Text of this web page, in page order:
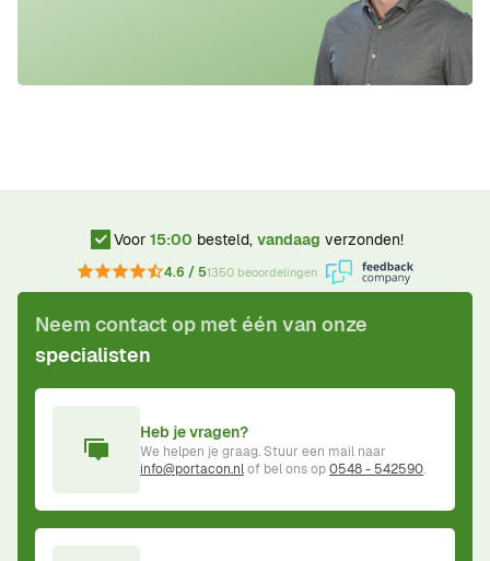
Voor 15:00 besteld, vandaag verzonden!
4.6 / 51350 beoordelingen
Neem contact op met één van onze
specialisten
Heb je vragen?
We helpen je graag. Stuur een mail naar
info@portacon.nlof bel ons op0548 - 542590.